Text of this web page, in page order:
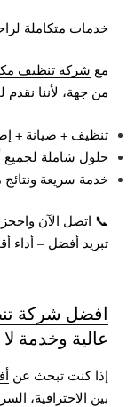
خدمات متكاملة
مع شركة تنظيف
من جهة، لأننا نقدم
تنظيف + صيانة +
حلول شاملة لجميع
خدمة سريعة
📞 اتصل الآن
تبريد أفضل – أداء
افضل شركة
عالية وخدمة
إذا كنت تبحث عن
بين الاحترافية،